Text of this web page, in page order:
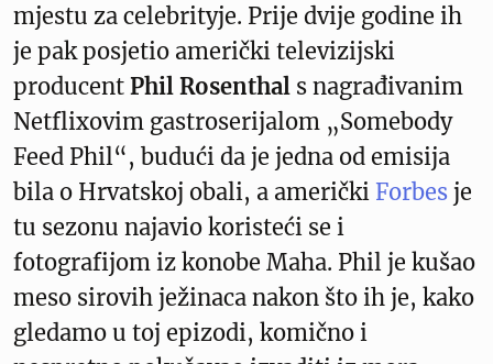
mjestu za celebrityje. Prije dvije godine ih
je pak posjetio američki televizijski
producent Phil Rosenthal s nagrađivanim
Netflixovim gastroserijalom „Somebody
Feed Phil“, budući da je jedna od emisija
bila o Hrvatskoj obali, a američki Forbes je
tu sezonu najavio koristeći se i
fotografijom iz konobe Maha. Phil je kušao
meso sirovih ježinaca nakon što ih je, kako
gledamo u toj epizodi, komično i